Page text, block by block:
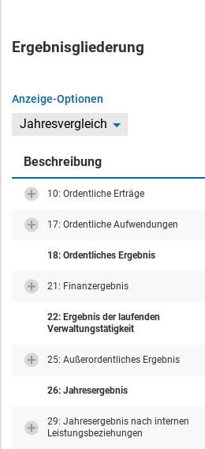
Ergebnisgliederung
Anzeige-Optionen
Jahresvergleich
Beschreibung
10: Ordentliche Erträge
17: Ordentliche Aufwendungen
18: Ordentliches Ergebnis
21: Finanzergebnis
22: Ergebnis der laufenden
Verwaltungstätigkeit
25: Außerordentliches Ergebnis
26: Jahresergebnis
29: Jahresergebnis nach internen
Leistungsbeziehungen